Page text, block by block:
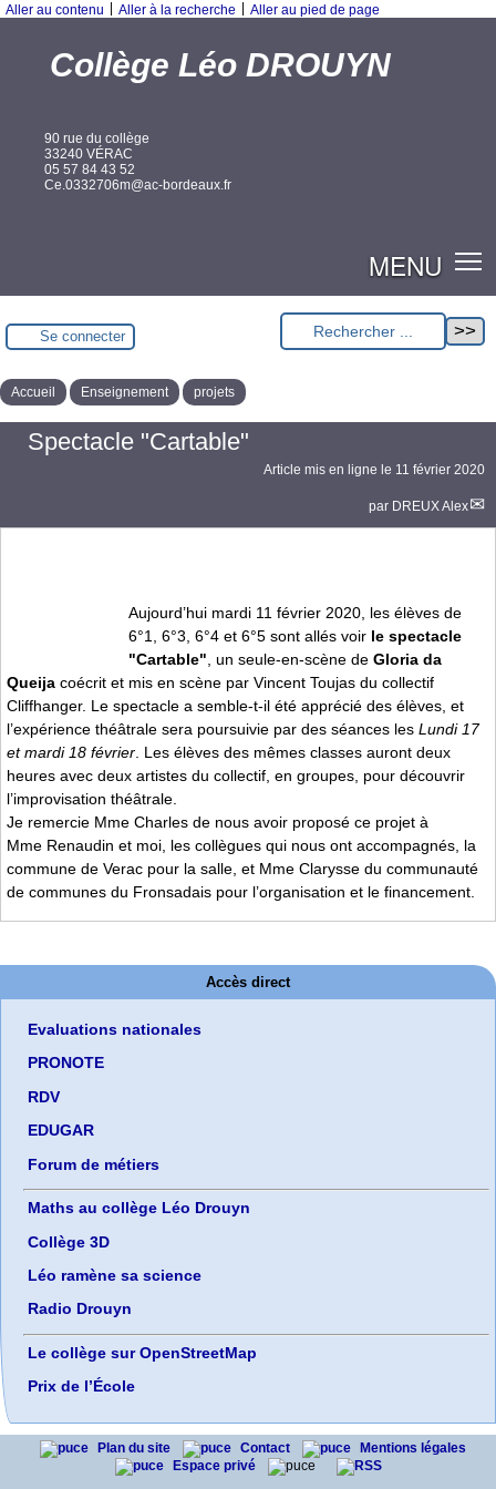
Aller au contenu Aller à la recherche Aller au pied de page
Collège Léo DROUYN
90 rue du collège
33240 VÉRAC
05 57 84 43 52
Ce.0332706m@ac-bordeaux.fr
MENU
Se connecter
Accueil Enseignement projets
Spectacle "Cartable"
Article mis en ligne le 11 février 2020
par DREUX Alex
Aujourd’hui mardi 11 février 2020, les élèves de
6°1, 6°3, 6°4 et 6°5 sont allés voir le spectacle
"Cartable", un seule-en-scène de Gloria da
Queija coécrit et mis en scène par Vincent Toujas du collectif
Cliffhanger. Le spectacle a semble-t-il été apprécié des élèves, et
l’expérience théâtrale sera poursuivie par des séances les Lundi 17
et mardi 18 février. Les élèves des mêmes classes auront deux
heures avec deux artistes du collectif, en groupes, pour découvrir
l’improvisation théâtrale.
Je remercie Mme Charles de nous avoir proposé ce projet à
Mme Renaudin et moi, les collègues qui nous ont accompagnés, la
commune de Verac pour la salle, et Mme Clarysse du communauté
de communes du Fronsadais pour l’organisation et le financement.
Accès direct
Evaluations nationales
PRONOTE
RDV
EDUGAR
Forum de métiers
Maths au collège Léo Drouyn
Collège 3D
Léo ramène sa science
Radio Drouyn
Le collège sur OpenStreetMap
Prix de l’École
Plan du site Contact
Mentions légales
Espace privé